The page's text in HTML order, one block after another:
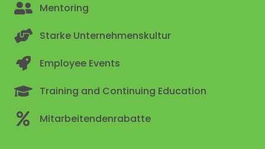
Mentoring
Starke Unternehmenskultur
Employee Events
Training and Continuing Education
Mitarbeitendenrabatte